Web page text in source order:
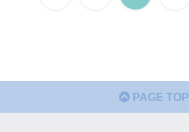
PAGE TOP